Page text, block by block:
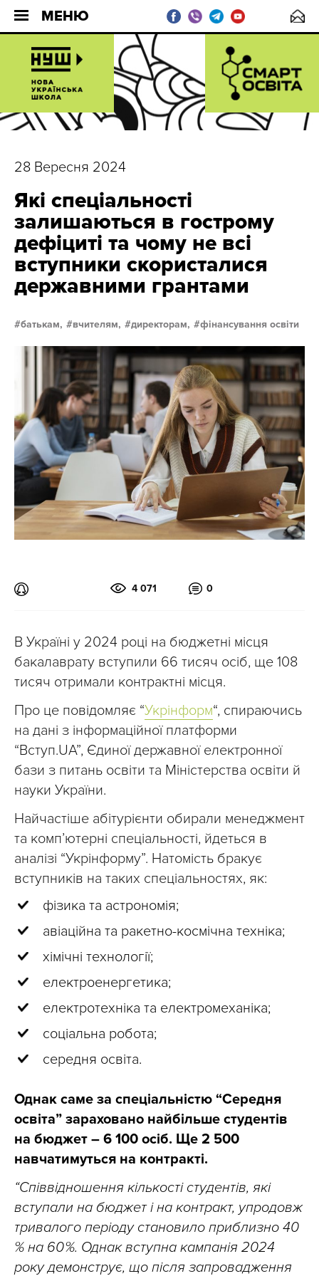
МЕНЮ
28 Вересня 2024
Які спеціальності
залишаються в гострому
дефіциті та чому не всі
вступники скористалися
державними грантами
батькам, вчителям, директорам, фінансування освіти
4 071 0
В Україні у 2024 році на бюджетні місця
бакалаврату вступили 66 тисяч осіб, ще 108
тисяч отримали контрактні місця.
Про це повідомляє “Укрінформ“, спираючись
на дані з інформаційної платформи
“Вступ.UA”, Єдиної державної електронної
бази з питань освіти та Міністерства освіти й
науки України.
Найчастіше абітурієнти обирали менеджмент
та комп’ютерні спеціальності, йдеться в
аналізі “Укрінформу”. Натомість бракує
вступників на таких спеціальностях, як:
фізика та астрономія;
авіаційна та ракетно-космічна техніка;
хімічні технології;
електроенергетика;
електротехніка та електромеханіка;
соціальна робота;
середня освіта.
Однак саме за спеціальністю “Середня
освіта” зараховано найбільше студентів
на бюджет – 6 100 осіб. Ще 2 500
навчатимуться на контракті.
“Співвідношення кількості студентів, які
вступали на бюджет і на контракт, упродовж
тривалого періоду становило приблизно 40
% на 60 %. Однак вступна кампанія 2024
року демонструє, що після запровадження